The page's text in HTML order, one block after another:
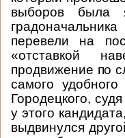
выборов была
перевели на
«отставкой
продвижение по
самого
Городецкого,
у этого
выдвинулся